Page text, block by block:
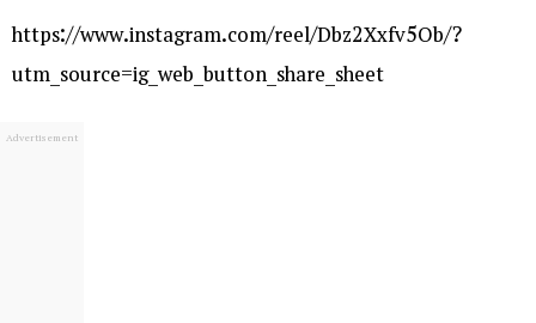
https://www.instagram.com/reel/Dbz2Xxfv5Ob/?
utm_source=ig_web_button_share_sheet